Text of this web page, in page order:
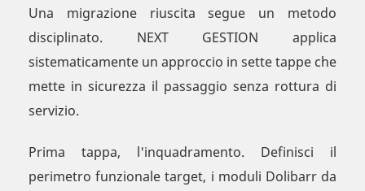
Una migrazione riuscita segue un metodo
disciplinato. NEXT GESTION applica
sistematicamente un approccio in sette tappe che
mette in sicurezza il passaggio senza rottura di
servizio.
Prima tappa, l'inquadramento. Definisci il
perimetro funzionale target, i moduli Dolibarr da